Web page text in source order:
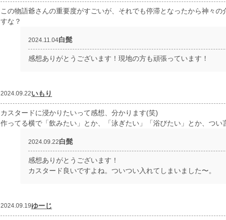
この物語爺さんの重要度がすごいが、それでも停滞となったから神々
すな？
2024.11.04白髭
感想ありがとうございます！現地の方も頑張っています！
2024.09.22いもり
カスタードに浸かりたいって感想、分かります(笑)
作ってる横で「飲みたい」とか、「泳ぎたい」「浴びたい」とか、つい
2024.09.22白髭
感想ありがとうございます！
カスタード良いですよね。ついつい入れてしまいました〜。
2024.09.19ゆーじ